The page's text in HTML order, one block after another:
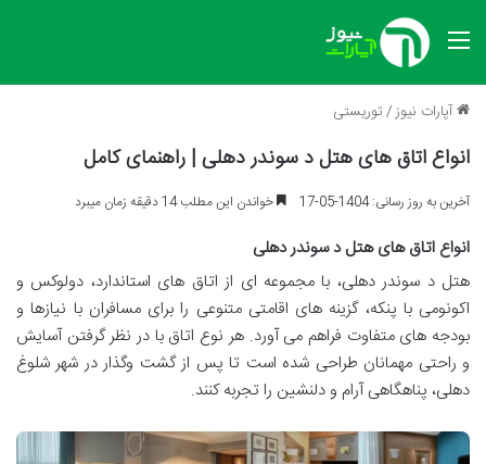
منو
آپارات نیوز/توریستی
انواع اتاق های هتل د سوندر دهلی | راهنمای کامل
آخرین به روز رسانی: 1404-05-17 خواندن این مطلب 14 دقیقه زمان میبرد
انواع اتاق های هتل د سوندر دهلی
هتل د سوندر دهلی، با مجموعه ای از اتاق های استاندارد، دولوکس و
اکونومی با پنکه، گزینه های اقامتی متنوعی را برای مسافران با نیازها و
بودجه های متفاوت فراهم می آورد. هر نوع اتاق با در نظر گرفتن آسایش
و راحتی مهمانان طراحی شده است تا پس از گشت وگذار در شهر شلوغ
دهلی، پناهگاهی آرام و دلنشین را تجربه کنند.